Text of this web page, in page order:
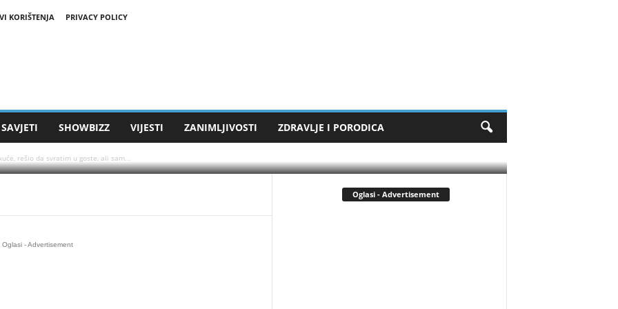
KORIŠTENJA
PRIVACY POLICY
SAVJETI SHOWBIZZ VIJESTI ZANIMLJIVOSTI ZDRAVLJE I PORODICA
rešio da svratim u goste, ali sam...
ali sam kod ulaza video ženin
bave i užasnuo se
Oglasi - Advertisement
Oglasi - Advertisement